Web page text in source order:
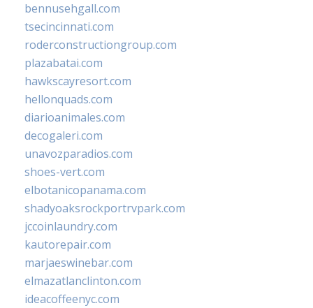
bennusehgall.com
tsecincinnati.com
roderconstructiongroup.com
plazabatai.com
hawkscayresort.com
hellonquads.com
diarioanimales.com
decogaleri.com
unavozparadios.com
shoes-vert.com
elbotanicopanama.com
shadyoaksrockportrvpark.com
jccoinlaundry.com
kautorepair.com
marjaeswinebar.com
elmazatlanclinton.com
ideacoffeenyc.com